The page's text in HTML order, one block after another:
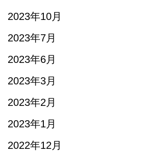
2023年10月
2023年7月
2023年6月
2023年3月
2023年2月
2023年1月
2022年12月